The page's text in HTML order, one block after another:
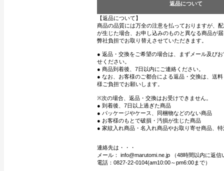
返品について
【返品について】
商品の品質には万全の注意を払っておりますが、
が生じた場合、お申し込みのものと異なる商品が
弊社負担でお取り替えさせていただきます。
● 返品・交換をご希望の場合は、まずメール及び
せください。
● 商品到着後、7日以内にご連絡ください。
● なお、お客様のご都合による返品・交換は、送
様ご負担でお願いします。
※次の場合、返品・交換はお受けできません。
● 到着後、7日以上過ぎた商品
● パッケージやケース、同梱物などのない商品
● お客様のもとで破損・汚損が生じた商品
● 家紋入れ商品・名入れ商品やお取り寄せ商品、
連絡先は・・・
メール： info@marutomi.ne.jp （48時間以内に返信
電話：0827-22-0104(am10:00～pm6:00まで）